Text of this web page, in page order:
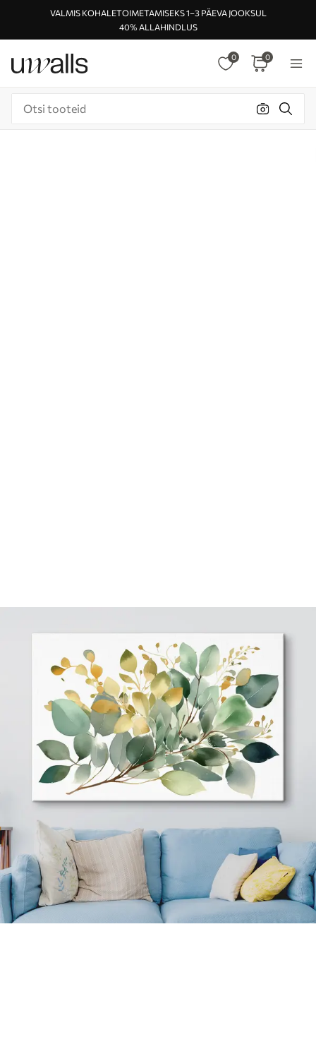
VALMIS KOHALETOIMETAMISEKS 1–3 PÄEVA JOOKSUL
40% ALLAHINDLUS
0 0